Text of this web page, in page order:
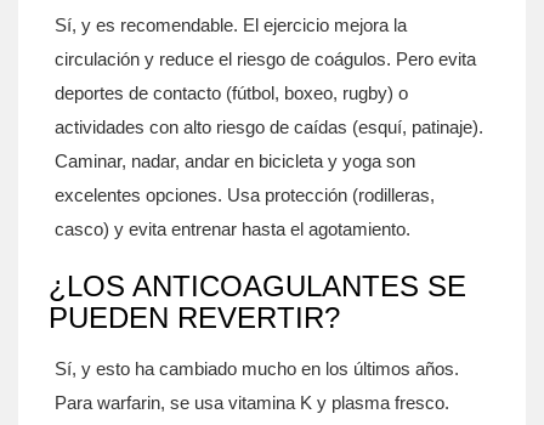
Sí, y es recomendable. El ejercicio mejora la
circulación y reduce el riesgo de coágulos. Pero evita
deportes de contacto (fútbol, boxeo, rugby) o
actividades con alto riesgo de caídas (esquí, patinaje).
Caminar, nadar, andar en bicicleta y yoga son
excelentes opciones. Usa protección (rodilleras,
casco) y evita entrenar hasta el agotamiento.
¿LOS ANTICOAGULANTES SE
PUEDEN REVERTIR?
Sí, y esto ha cambiado mucho en los últimos años.
Para warfarin, se usa vitamina K y plasma fresco.